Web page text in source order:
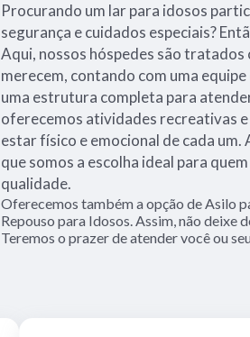
Procurando um lar para idosos
segurança e cuidados especiais?
Aqui, nossos hóspedes são
merecem, contando com uma
uma estrutura completa para
oferecemos atividades recreativas
estar físico e emocional de cada
que somos a escolha ideal para
qualidade.
Oferecemos também a opção de Asilo
Repouso para Idosos. Assim, não deixe
Teremos o prazer de atender você ou